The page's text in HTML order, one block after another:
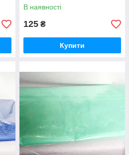
В наявності
125 ₴
Купити